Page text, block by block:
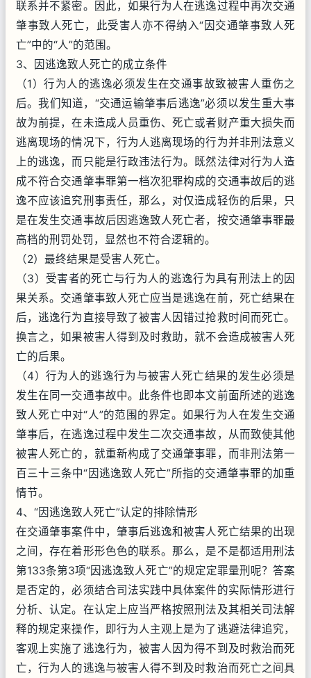
联系并不紧密。因此，如果行为人在逃逸过程中再次交通
肇事致人死亡，此受害人亦不得纳入“因交通肇事致人死
亡”中的“人”的范围。
3、因逃逸致人死亡的成立条件
（1）行为人的逃逸必须发生在交通事故致被害人重伤之
后。我们知道，“交通运输肇事后逃逸”必须以发生重大事
故为前提，在未造成人员重伤、死亡或者财产重大损失而
逃离现场的情况下，行为人逃离现场的行为并非刑法意义
上的逃逸，而只能是行政违法行为。既然法律对行为人造
成不符合交通肇事罪第一档次犯罪构成的交通事故后的逃
逸不应该追究刑事责任，那么，对仅造成轻伤的后果，只
是在发生交通事故后因逃逸致人死亡者，按交通肇事罪最
高档的刑罚处罚，显然也不符合逻辑的。
（2）最终结果是受害人死亡。
（3）受害者的死亡与行为人的逃逸行为具有刑法上的因
果关系。交通肇事致人死亡应当是逃逸在前，死亡结果在
后，逃逸行为直接导致了被害人因错过抢救时间而死亡。
换言之，如果被害人得到及时救助，就不会造成被害人死
亡的后果。
（4）行为人的逃逸行为与被害人死亡结果的发生必须是
发生在同一交通事故中。此条件也即本文前面所述的逃逸
致人死亡中对“人”的范围的界定。如果行为人在发生交通
肇事后，在逃逸过程中发生二次交通事故，从而致使其他
被害人死亡的，就重新构成了交通肇事罪，而非刑法第一
百三十三条中“因逃逸致人死亡”所指的交通肇事罪的加重
情节。
4、“因逃逸致人死亡”认定的排除情形
在交通肇事案件中，肇事后逃逸和被害人死亡结果的出现
之间，存在着形形色色的联系。那么，是不是都适用刑法
第133条第3项“因逃逸致人死亡”的规定定罪量刑呢？答案
是否定的，必须结合司法实践中具体案件的实际情形进行
分析、认定。在认定上应当严格按照刑法及其相关司法解
释的规定来操作，即行为人主观上是为了逃避法律追究，
客观上实施了逃逸行为，被害人因为得不到及时救治而死
亡，行为人的逃逸与被害人得不到及时救治而死亡之间具